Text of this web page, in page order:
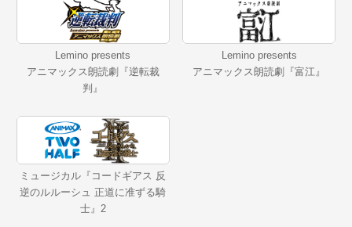
Lemino presents
アニマックス朗読劇『逆転裁
判』
Lemino presents
アニマックス朗読劇『富江』
ミュージカル『コードギアス 反
逆のルルーシュ 正道に准ずる騎
士』2